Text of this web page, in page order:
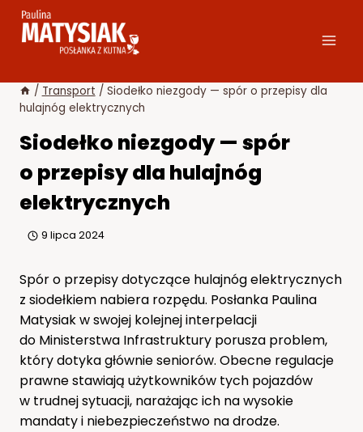
Przejdź
/ Transport / Siodełko niezgody — spór o przepisy dla
hulajnóg elektrycznych
Siodełko niezgody — spór
o przepisy dla hulajnóg
elektrycznych
9 lipca 2024
Spór o przepisy dotyczące hulajnóg elektrycznych
z siodełkiem nabiera rozpędu. Posłanka Paulina
Matysiak w swojej kolejnej interpelacji
do Ministerstwa Infrastruktury porusza problem,
który dotyka głównie seniorów. Obecne regulacje
prawne stawiają użytkowników tych pojazdów
w trudnej sytuacji, narażając ich na wysokie
mandaty i niebezpieczeństwo na drodze.